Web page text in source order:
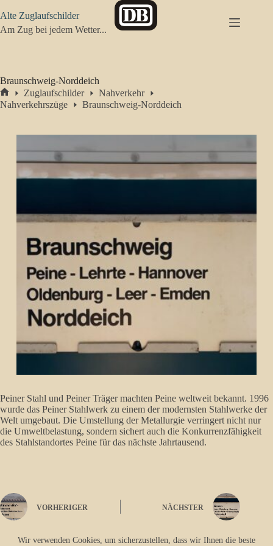
Inhalt
springen
Wir verwenden Cookies, um sicherzustellen, dass wir Ihnen die beste
Alte Zuglaufschilder
Am Zug bei jedem Wetter...
Braunschweig-Norddeich
Start
Zuglaufschilder
Nahverkehr
Nahverkehrszüge
Braunschweig-Norddeich
Peiner Stahl und Peiner Träger machten Peine weltweit bekannt. 1996
wurde das Peiner Stahlwerk zu einem der modernsten Stahlwerke der
Welt umgebaut. Die Umstellung der Metallurgie verringert nicht nur
die Umweltbelastung, sondern sichert auch die Konkurrenzfähigkeit
des Stahlstandortes Peine für das nächste Jahrtausend.
VORHERIGER NÄCHSTER